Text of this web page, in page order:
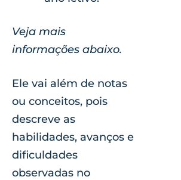
Veja mais
informações abaixo.
Ele vai além de notas
ou conceitos, pois
descreve as
habilidades, avanços e
dificuldades
observadas no